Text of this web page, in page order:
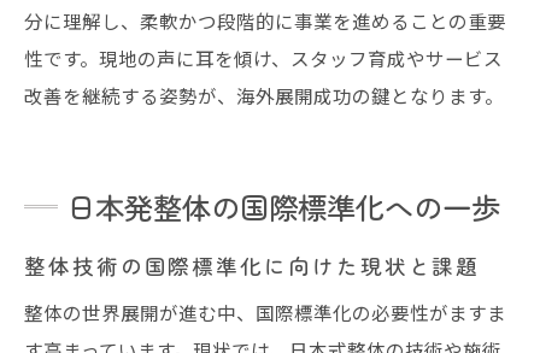
分に理解し、柔軟かつ段階的に事業を進めることの重要
性です。現地の声に耳を傾け、スタッフ育成やサービス
改善を継続する姿勢が、海外展開成功の鍵となります。
日本発整体の国際標準化への一歩
整体技術の国際標準化に向けた現状と課題
整体の世界展開が進む中、国際標準化の必要性がますま